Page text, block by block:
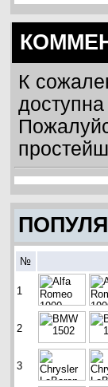
К
№
1
2
3